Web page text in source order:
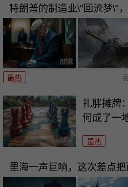
特朗普的制造业\"回流梦\"
最热
扎胖摊牌
何成了一
最热
里海一声巨响，这次差点把